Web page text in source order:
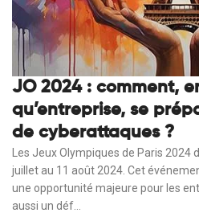
JO 2024 : comment,
qu’entreprise, se
de cyberattaques ?
Les Jeux Olympiques de Paris 2024
juillet au 11 août 2024. Cet
une opportunité majeure pour les
aussi un déf...